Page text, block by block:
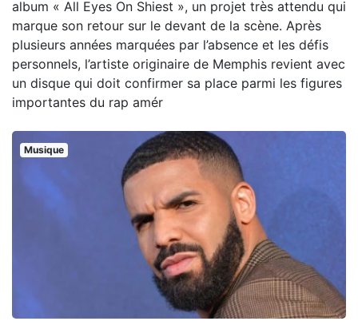
album « All Eyes On Shiest », un projet très attendu qui
marque son retour sur le devant de la scène. Après
plusieurs années marquées par l’absence et les défis
personnels, l’artiste originaire de Memphis revient avec
un disque qui doit confirmer sa place parmi les figures
importantes du rap amér
Musique